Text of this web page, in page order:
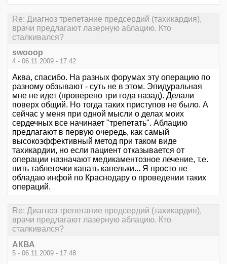
Re: Диагноз трепетание предсердий (тахикардия),
врачи предлагают лазерную аблацию. Кто
сталкивался?
swooop
4 - 06.11.2009 - 17:42
Аква, спасибо. На разных форумах эту операцию по
разному обзывают - суть не в этом. Эпидуральная
мне не идет (проверено три года назад). Делали
поверх общий. Но тогда таких приступов не было. А
сейчас у меня при одной мысли о делах моих
сердечных все начинает "трепетать". Аблацию
предлагают в первую очередь, как самый
высокоэффективный метод при таком виде
тахикардии, но если пациент отказывается от
операции назначают медикаментозное лечение, т.е.
пить таблеточки капать капельки... Я просто не
обладаю инфой по Краснодару о проведении таких
операций.
Re: Диагноз трепетание предсердий (тахикардия),
врачи предлагают лазерную аблацию. Кто
сталкивался?
АКВА
5 - 06.11.2009 - 17:48